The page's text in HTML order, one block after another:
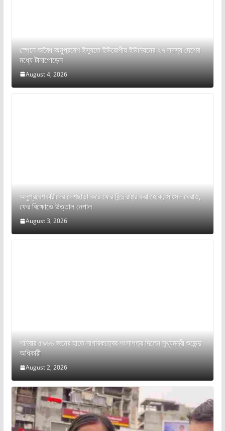
স্পেনে অবৈধ অনুপ্রবেশ ইস্যুতে ইউরোপীয় ইউনিয়নের ২৭ সদস্য দেশের
মধ্যে টানাপোড়েন
August 4, 2026
অনুপ্রবেশকারীদের দেশছাড়া করে ফের হিন্দু রাষ্ট্র করা হোক, সাংসদ ঘেরাও,
ফের বিক্ষোভে উত্তাল নেপাল
August 3, 2026
শনিবার ৫৯৬৬ জনের হাতে নাগরিকত্বের শংসাপত্র দিলেন মুখ্যমন্ত্রী শুভেন্দু
অধিকারী
August 2, 2026